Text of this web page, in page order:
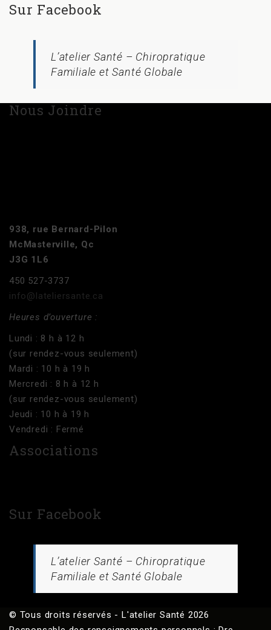
Sur Facebook
L’atelier Santé – Chiropratique
Familiale et Santé Globale
Nous Joindre
938, rue Bernard-Pilon
McMasterville, Qc
J3G 1L6
450 527-3737
info@lateliersante.ca
Heures d’ouverture :
Lundi : 8 h à 12 h
(sur rendez-vous seulement)
Mardi : 10 h à 19 h
Mercredi : 8 h à 12 h
(sur rendez-vous seulement)
Jeudi : 10 h à 19 h
Vendredi : Fermé
Associations
Sur Facebook
L’atelier Santé – Chiropratique
Familiale et Santé Globale
© Tous droits réservés - L'atelier Santé 2026